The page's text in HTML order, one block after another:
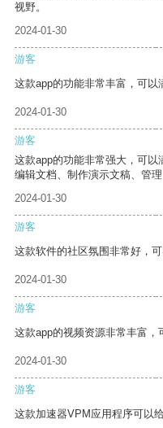
视野。
2024-01-30
游客
这款app的功能非常丰富，可以
2024-01-30
游客
这款app的功能非常强大，可
编辑文档、制作演示文稿、管理
2024-01-30
游客
这款软件的社区氛围非常好，
2024-01-30
游客
这款app的视频资源非常丰富，
2024-01-30
游客
这款加速器VPM应用程序可以